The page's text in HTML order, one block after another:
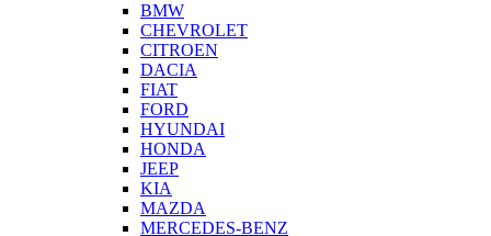
BMW
CHEVROLET
CITROEN
DACIA
FIAT
FORD
HYUNDAI
HONDA
JEEP
KIA
MAZDA
MERCEDES-BENZ